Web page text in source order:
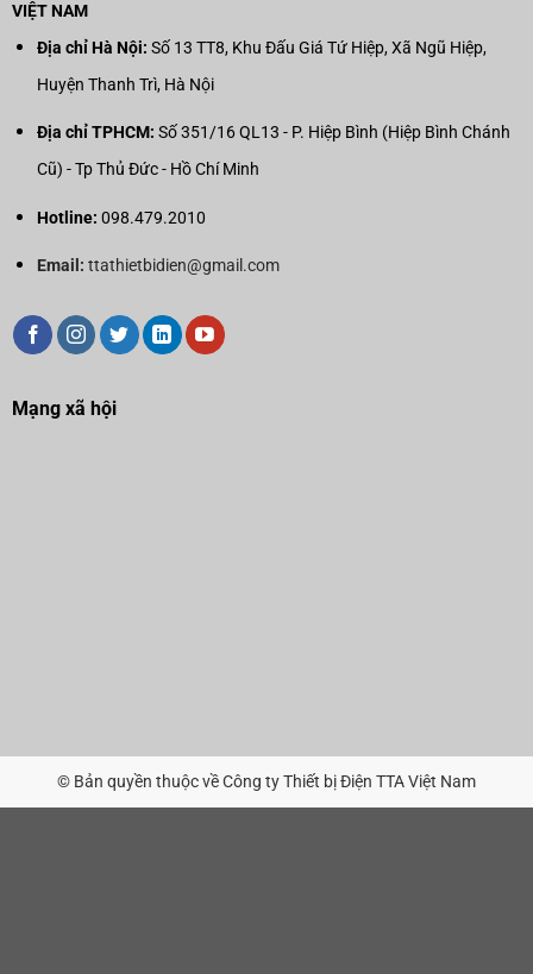
VIỆT NAM
Địa chỉ Hà Nội: Số 13 TT8, Khu Đấu Giá Tứ Hiệp, Xã Ngũ Hiệp,
Huyện Thanh Trì, Hà Nội
Địa chỉ TPHCM: Số 351/16 QL13 - P. Hiệp Bình (Hiệp Bình Chánh
Cũ) - Tp Thủ Đức - Hồ Chí Minh
Hotline: 098.479.2010
Email: ttathietbidien@gmail.com
Mạng xã hội
© Bản quyền thuộc về Công ty Thiết bị Điện TTA Việt Nam